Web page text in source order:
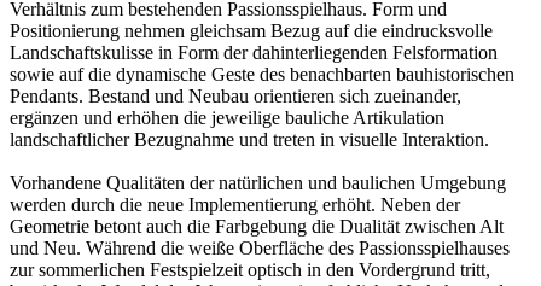
Verhältnis zum bestehenden Passionsspielhaus. Form und
Positionierung nehmen gleichsam Bezug auf die eindrucksvolle
Landschaftskulisse in Form der dahinterliegenden Felsformation
sowie auf die dynamische Geste des benachbarten bauhistorischen
Pendants. Bestand und Neubau orientieren sich zueinander,
ergänzen und erhöhen die jeweilige bauliche Artikulation
landschaftlicher Bezugnahme und treten in visuelle Interaktion.
Vorhandene Qualitäten der natürlichen und baulichen Umgebung
werden durch die neue Implementierung erhöht. Neben der
Geometrie betont auch die Farbgebung die Dualität zwischen Alt
und Neu. Während die weiße Oberfläche des Passionsspielhauses
zur sommerlichen Festspielzeit optisch in den Vordergrund tritt,